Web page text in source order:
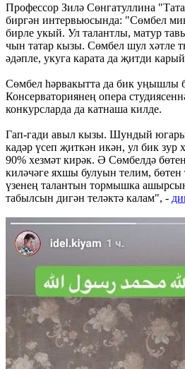
Профессор Зилə Сөнгатуллина
биргəн интервьюсында: "Сөмбел
бирле укый. Ул талантлы, матур
чын татар кызы. Сөмбел шул хәтле
әдәпле, укуга карата да җитди
Сөмбел һәрвакытта да бик уңышлы
Консерваториянең опера
конкурсларда да катнаша килде.
Гап-гади авыл кызы. Шундый югары
кадәр үсеп җиткән икән, ул бик зур
90% хезмәт кирәк. Ә Сөмбелдә
киләчәге яхшы булуын телим, бөтен
үзенең талантын тормышка
табылсын дигән теләктә калам", -